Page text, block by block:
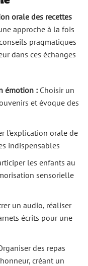
orale des recettes
approche à la fois
pragmatiques
dans ces échanges
émotion : Choisir un
et évoque des
l’explication orale de
indispensables
les enfants au
sensorielle
un audio, réaliser
écrits pour une
des repas
créant un